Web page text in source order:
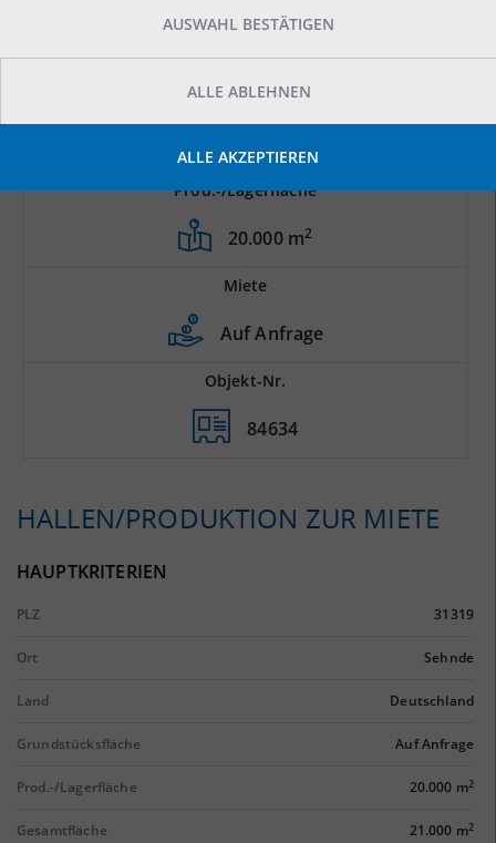
Prod.-/Lagerfläche
20.000 m2
Miete
Auf Anfrage
Objekt-Nr.
84634
HALLEN/PRODUKTION ZUR MIETE
HAUPTKRITERIEN
PLZ 31319
Ort Sehnde
Land Deutschland
Grundstücksfläche Auf Anfrage
Prod.-/Lagerfläche 20.000 m2
Gesamtfläche 21.000 m2
AUSWAHL BESTÄTIGEN
ALLE ABLEHNEN
ALLE AKZEPTIEREN